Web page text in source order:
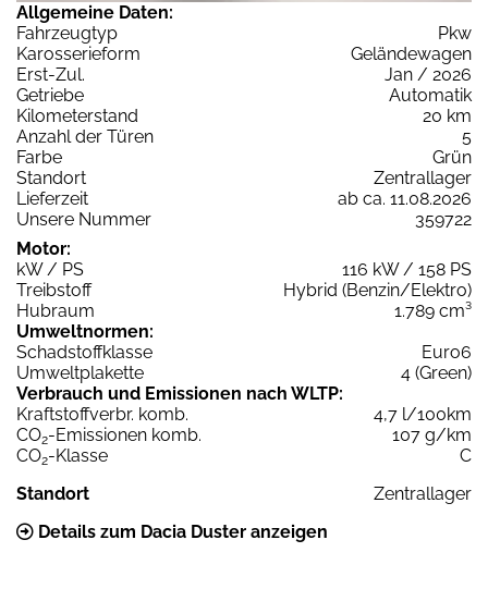
Allgemeine Daten:
Fahrzeugtyp
Pkw
Karosserieform
Geländewagen
Erst-Zul.
Jan / 2026
Getriebe
Automatik
Kilometerstand
20 km
Anzahl der Türen
5
Farbe
Grün
Standort
Zentrallager
Lieferzeit
ab ca. 11.08.2026
Unsere Nummer
359722
Motor:
kW / PS
116 kW / 158 PS
Treibstoff
Hybrid (Benzin/Elektro)
Hubraum
1.789 cm³
Umweltnormen:
Schadstoffklasse
Euro6
Umweltplakette
4 (Green)
Verbrauch und Emissionen nach WLTP:
Kraftstoffverbr. komb.
4,7 l/100km
CO2-Emissionen komb.
107 g/km
CO2-Klasse
C
Standort
Zentrallager
Details zum Dacia Duster anzeigen